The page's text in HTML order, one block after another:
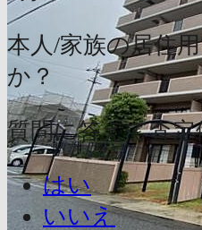
本人/家族の居住
か？
質問に答えて査
はい
いいえ